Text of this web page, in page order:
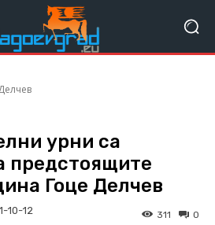
урни са
предстоящите
Гоце Делчев
10-12 0
311